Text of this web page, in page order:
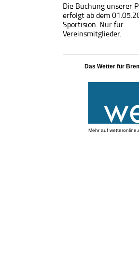
Die Buchung unserer
erfolgt ab dem
Sportision. Nur für
Vereinsmitglieder.
Das Wetter für
Mehr auf